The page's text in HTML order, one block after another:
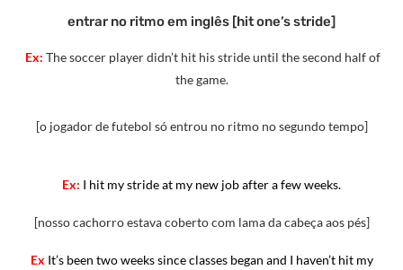
entrar no ritmo em inglês [hit one’s stride]
Ex: The soccer player didn’t hit his stride until the second half of
the game.
[o jogador de futebol só entrou no ritmo no segundo tempo]
Ex: I hit my stride at my new job after a few weeks.
[nosso cachorro estava coberto com lama da cabeça aos pés]
Ex It’s been two weeks since classes began and I haven’t hit my